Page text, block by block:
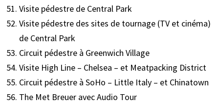
Visite pédestre de Central Park
Visite pédestre des sites de tournage (TV et cinéma)
de Central Park
Circuit pédestre à Greenwich Village
Visite High Line – Chelsea – et Meatpacking District
Circuit pédestre à SoHo – Little Italy – et Chinatown
The Met Breuer avec Audio Tour